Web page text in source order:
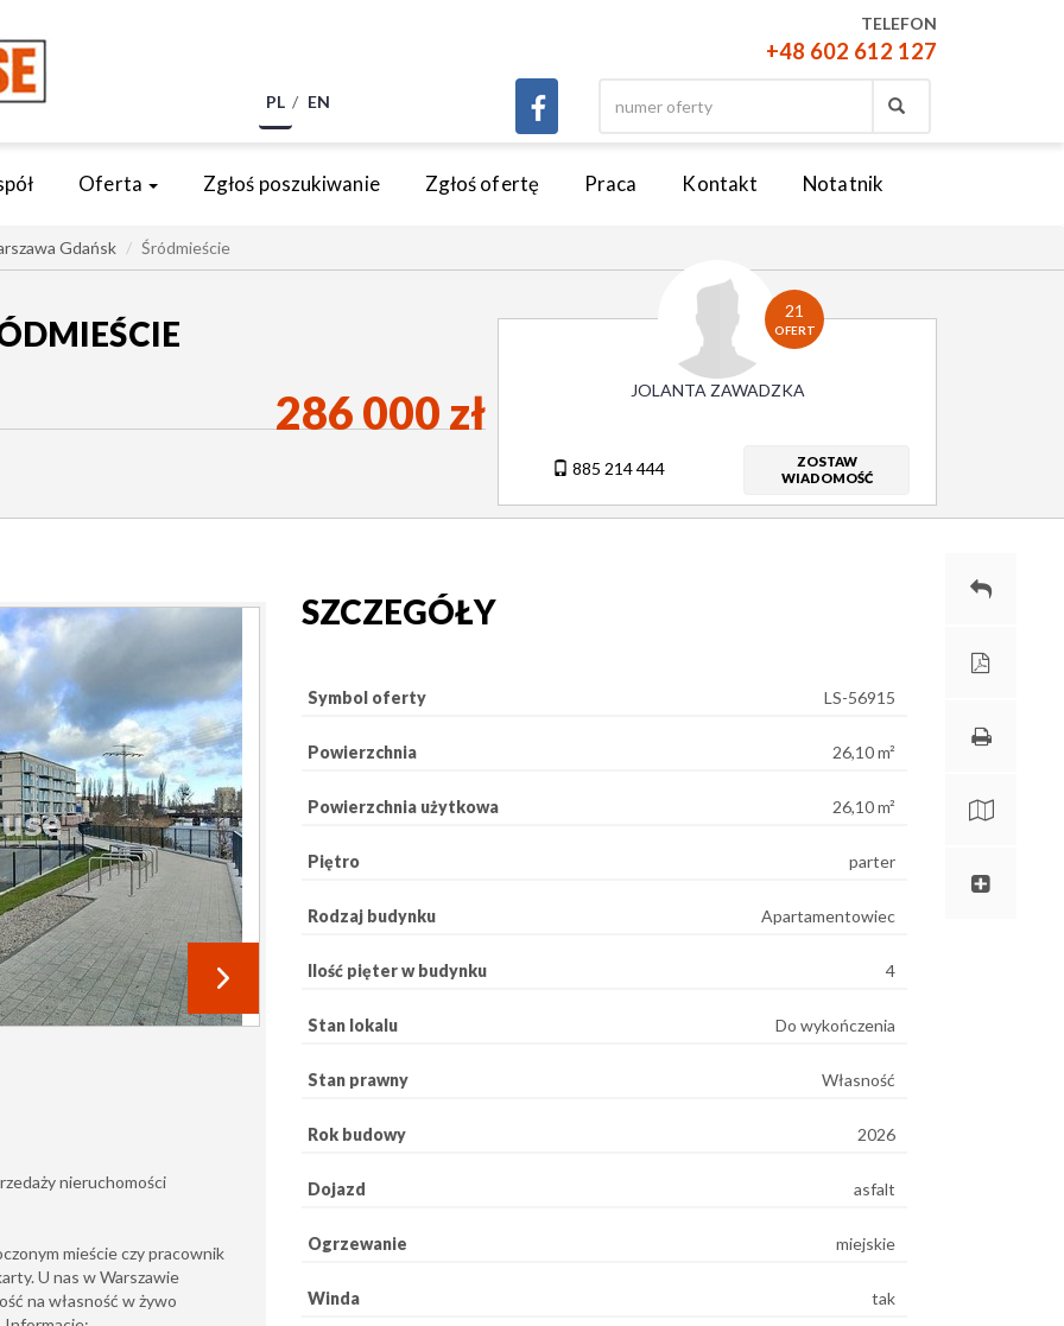
TELEFON
+48 602 612 127
PL EN
Oferta Zgłoś poszukiwanie Zgłoś ofertę Praca Kontakt Notatnik
Gdańsk Śródmieście
286 000 zł
21
OFERT
JOLANTA ZAWADZKA
885 214 444
ZOSTAW
WIADOMOŚĆ
nieruchomości
mieście czy pracownik
U nas w Warszawie
na własność w żywo
SZCZEGÓŁY
Symbol oferty LS-56915
Powierzchnia 26,10 m²
Powierzchnia użytkowa 26,10 m²
Piętro parter
Rodzaj budynku Apartamentowiec
Ilość pięter w budynku 4
Stan lokalu Do wykończenia
Stan prawny Własność
Rok budowy 2026
Dojazd asfalt
Ogrzewanie miejskie
Winda tak